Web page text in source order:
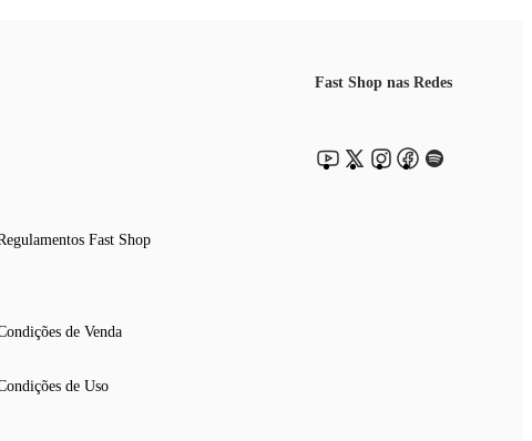
Fast Shop
de Venda
de Uso
Fast Shop nas Redes